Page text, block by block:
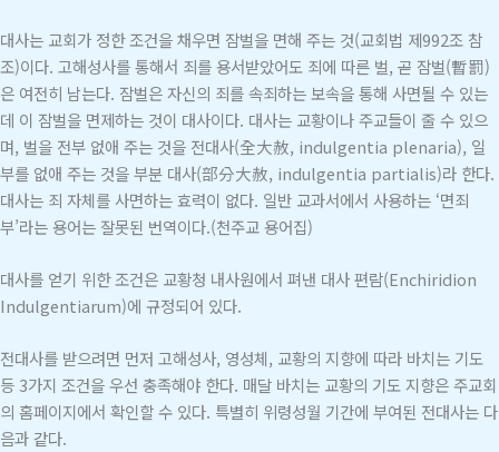
대사는 교회가 정한 조건을 채우면 잠벌을 면해 주는 것(교회법 제992조 참
조)이다. 고해성사를 통해서 죄를 용서받았어도 죄에 따른 벌, 곧 잠벌(暫罰)
은 여전히 남는다. 잠벌은 자신의 죄를 속죄하는 보속을 통해 사면될 수 있는
데 이 잠벌을 면제하는 것이 대사이다. 대사는 교황이나 주교들이 줄 수 있으
며, 벌을 전부 없애 주는 것을 전대사(全大赦, indulgentia plenaria), 일
부를 없애 주는 것을 부분 대사(部分大赦, indulgentia partialis)라 한다.
대사는 죄 자체를 사면하는 효력이 없다. 일반 교과서에서 사용하는 ‘면죄
부’라는 용어는 잘못된 번역이다.(천주교 용어집)
대사를 얻기 위한 조건은 교황청 내사원에서 펴낸 대사 편람(Enchiridion
Indulgentiarum)에 규정되어 있다.
전대사를 받으려면 먼저 고해성사, 영성체, 교황의 지향에 따라 바치는 기도
등 3가지 조건을 우선 충족해야 한다. 매달 바치는 교황의 기도 지향은 주교회
의 홈페이지에서 확인할 수 있다. 특별히 위령성월 기간에 부여된 전대사는 다
음과 같다.